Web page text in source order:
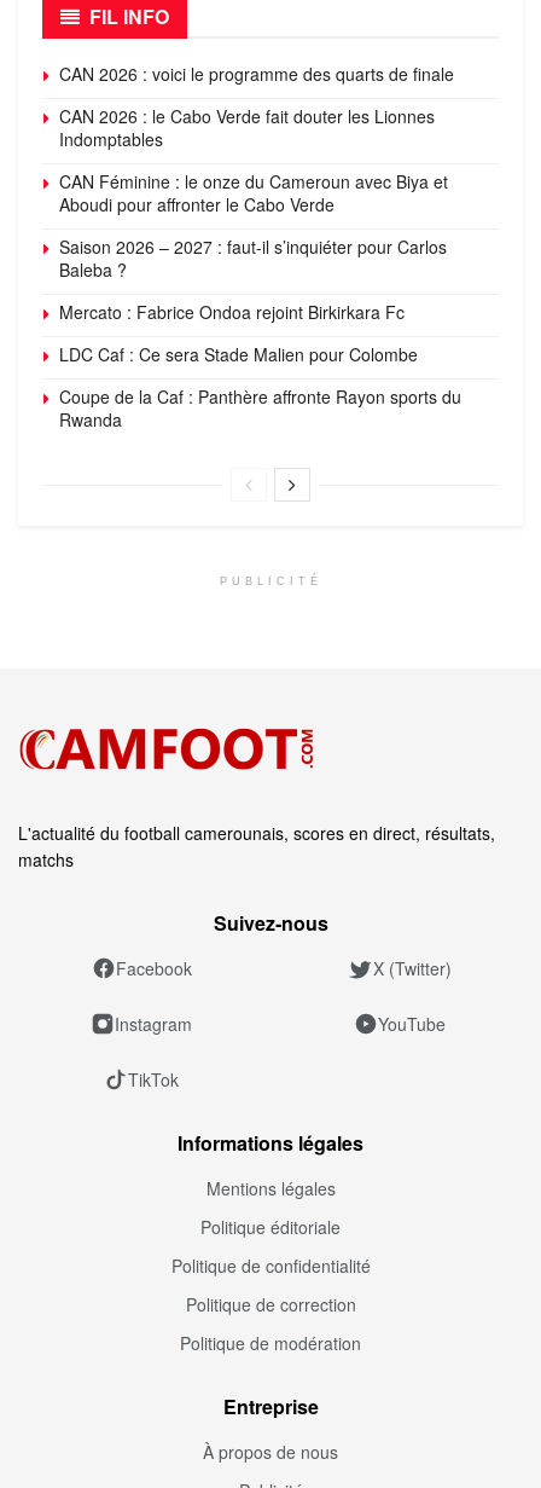
FIL INFO
CAN 2026 : voici le programme des quarts de finale
CAN 2026 : le Cabo Verde fait douter les Lionnes
Indomptables
CAN Féminine : le onze du Cameroun avec Biya et
Aboudi pour affronter le Cabo Verde
Saison 2026 – 2027 : faut-il s’inquiéter pour Carlos
Baleba ?
Mercato : Fabrice Ondoa rejoint Birkirkara Fc
LDC Caf : Ce sera Stade Malien pour Colombe
Coupe de la Caf : Panthère affronte Rayon sports du
Rwanda
PUBLICITÉ
L'actualité du football camerounais, scores en direct, résultats,
matchs
Suivez‑nous
Facebook X (Twitter)
Instagram YouTube
TikTok
Informations légales
Mentions légales
Politique éditoriale
Politique de confidentialité
Politique de correction
Politique de modération
Entreprise
À propos de nous